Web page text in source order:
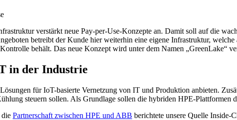
verstärkt neue Pay-per-Use-Konzepte an. Damit soll auf die
betreibt der Kunde hier weiterhin eine eigene Infrastruktur,
behält. Das neue Konzept wird unter dem Namen „GreenLake“
in der Industrie
für IoT-basierte Vernetzung von IT und Produktion anbieten.
steuern sollen. Als Grundlage sollen die hybriden HPE-Plattformen
die Partnerschaft zwischen HPE und ABB berichtete unsere Quelle Inside-